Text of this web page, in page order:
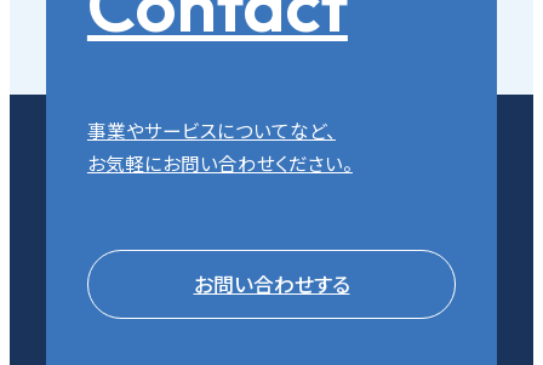
事業やサービスについてなど、
お気軽にお問い合わせください。
お問い合わせする